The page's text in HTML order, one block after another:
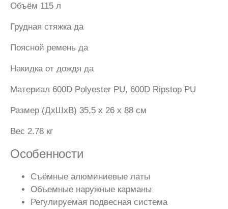
Объём 115 л
Грудная стяжка да
Поясной ремень да
Накидка от дождя да
Материал 600D Polyester PU, 600D Ripstop PU
Размер (ДxШxВ) 35,5 x 26 х 88 см
Вес 2.78 кг
Особенности
Съёмные алюминиевые латы
Объемные наружные карманы
Регулируемая подвесная система